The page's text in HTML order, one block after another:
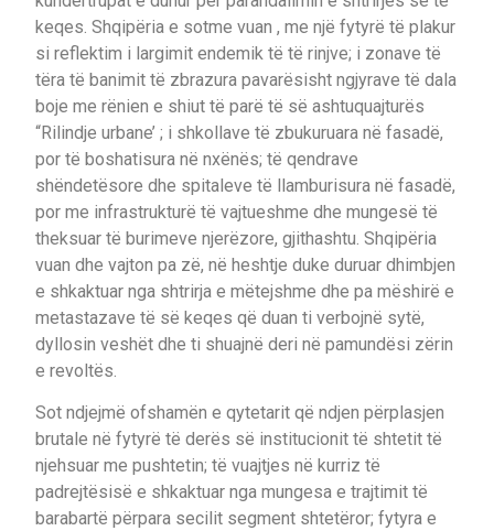
keqes. Shqipëria e sotme vuan , me një fytyrë të plakur
si reflektim i largimit endemik të të rinjve; i zonave të
tëra të banimit të zbrazura pavarësisht ngjyrave të dala
boje me rënien e shiut të parë të së ashtuquajturës
“Rilindje urbane’ ; i shkollave të zbukuruara në fasadë,
por të boshatisura në nxënës; të qendrave
shëndetësore dhe spitaleve të llamburisura në fasadë,
por me infrastrukturë të vajtueshme dhe mungesë të
theksuar të burimeve njerëzore, gjithashtu. Shqipëria
vuan dhe vajton pa zë, në heshtje duke duruar dhimbjen
e shkaktuar nga shtrirja e mëtejshme dhe pa mëshirë e
metastazave të së keqes që duan ti verbojnë sytë,
dyllosin veshët dhe ti shuajnë deri në pamundësi zërin
e revoltës.
Sot ndjejmë ofshamën e qytetarit që ndjen përplasjen
brutale në fytyrë të derës së institucionit të shtetit të
njehsuar me pushtetin; të vuajtjes në kurriz të
padrejtësisë e shkaktuar nga mungesa e trajtimit të
barabartë përpara secilit segment shtetëror; fytyra e